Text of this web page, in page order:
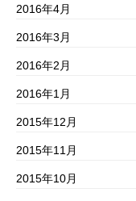
2016年4月
2016年3月
2016年2月
2016年1月
2015年12月
2015年11月
2015年10月